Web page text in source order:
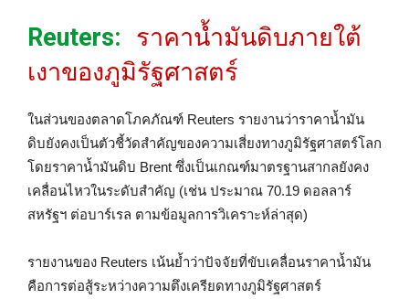
Reuters: ราคาน้ำมันดิบภายใต้
เงาของภูมิรัฐศาสตร์
ในส่วนของตลาดโภคภัณฑ์ Reuters รายงานว่าราคาน้ำมัน
ดิบยังคงเป็นตัวชี้วัดสำคัญของความเสี่ยงทางภูมิรัฐศาสตร์โลก
โดยราคาน้ำมันดิบ Brent ซึ่งเป็นเกณฑ์มาตรฐานสากลยังคง
เคลื่อนไหวในระดับสำคัญ (เช่น ประมาณ 70.19 ดอลลาร์
สหรัฐฯ ต่อบาร์เรล ตามข้อมูลการวิเคราะห์ล่าสุด)
รายงานของ Reuters เน้นย้ำว่าปัจจัยที่ขับเคลื่อนราคาน้ำมัน
คือการต่อสู้ระหว่างความตึงเครียดทางภูมิรัฐศาสตร์